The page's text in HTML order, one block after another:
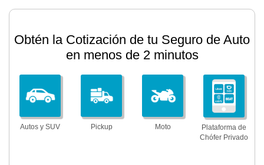
Obtén la Cotización de tu Seguro de Auto
en menos de 2 minutos
Autos y SUV Pickup Moto
Plataforma de
Chófer Privado